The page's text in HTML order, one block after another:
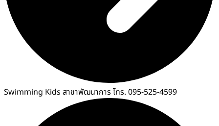
Swimming Kids สาขาพัฒนาการ โทร. 095-525-4599